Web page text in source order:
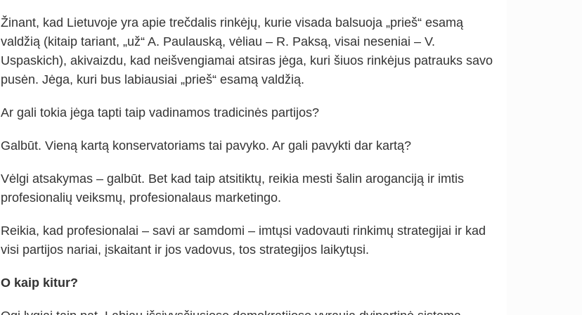
Žinant, kad Lietuvoje yra apie trečdalis rinkėjų, kurie visada balsuoja „prieš“ esamą
valdžią (kitaip tariant, „už“ A. Paulauską, vėliau – R. Paksą, visai neseniai – V.
Uspaskich), akivaizdu, kad neišvengiamai atsiras jėga, kuri šiuos rinkėjus patrauks savo
pusėn. Jėga, kuri bus labiausiai „prieš“ esamą valdžią.
Ar gali tokia jėga tapti taip vadinamos tradicinės partijos?
Galbūt. Vieną kartą konservatoriams tai pavyko. Ar gali pavykti dar kartą?
Vėlgi atsakymas – galbūt. Bet kad taip atsitiktų, reikia mesti šalin aroganciją ir imtis
profesionalių veiksmų, profesionalaus marketingo.
Reikia, kad profesionalai – savi ar samdomi – imtųsi vadovauti rinkimų strategijai ir kad
visi partijos nariai, įskaitant ir jos vadovus, tos strategijos laikytųsi.
O kaip kitur?